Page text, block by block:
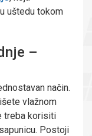
uštedu tokom
–
način.
vlažnom
treba korisiti
Postoji